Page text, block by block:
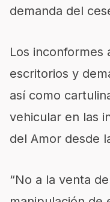
demanda del
Los inconformes
escritorios y
así como
vehicular en las
del Amor desde
“No a la venta